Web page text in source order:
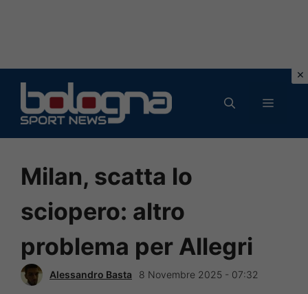
contenuto
MENU
Milan, scatta lo
sciopero: altro
problema per Allegri
Alessandro Basta 8 Novembre 2025 - 07:32